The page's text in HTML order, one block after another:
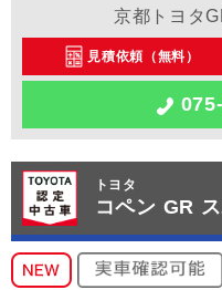
京都トヨタ
見積依頼（無料）
トヨタ
コペン GR